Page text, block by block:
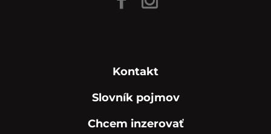
Kontakt
Slovník pojmov
Chcem inzerovať